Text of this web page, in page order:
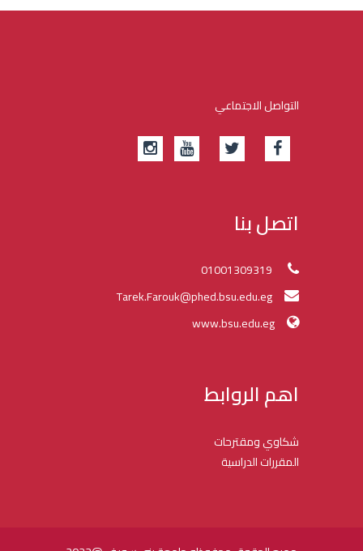
التواصل الاجتماعي
اتصل بنا
www.bsu.edu.eg
اهم الروابط
شكاوي ومقترحات
المقررات الدراسية